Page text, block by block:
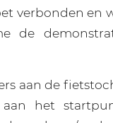
verbonden en
de
aan de
aan het